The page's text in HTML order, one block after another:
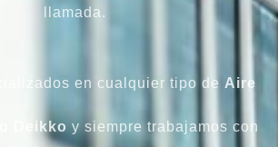
llamada.
en cualquier tipo de Aire
Deikko y siempre trabajamos con